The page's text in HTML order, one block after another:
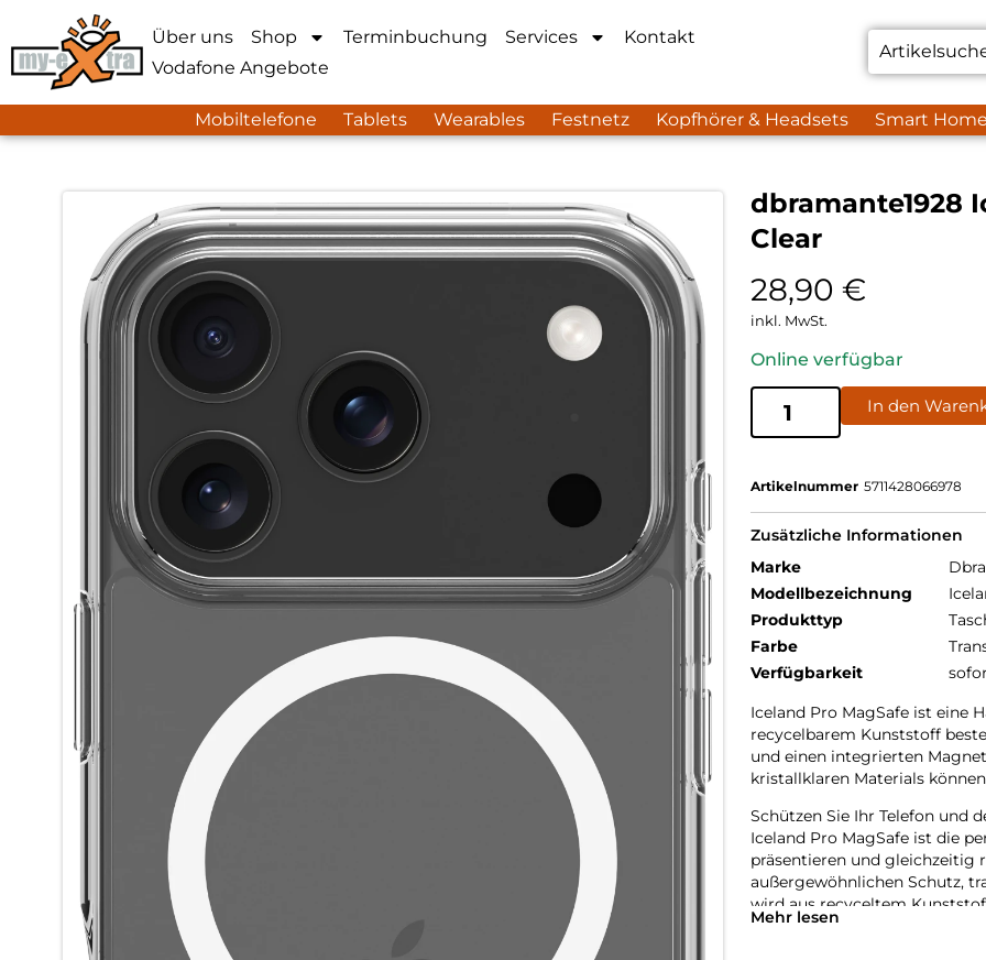
Über uns Shop Terminbuchung Services
Kontakt
Vodafone Angebote
Mobiltelefone Tablets Wearables Festnetz Kopfhörer & Headsets Smart
dbramante1928
Clear
28,90 €
inkl. MwSt.
Online verfügbar
In den
Artikelnummer 5711428066978
Zusätzliche Informationen
Marke
Modellbezeichnung
Produkttyp
Farbe
Verfügbarkeit
Iceland Pro MagSafe ist eine
recycelbarem Kunststoff
und einen integrierten
kristallklaren Materials
Schützen Sie Ihr Telefon und
Iceland Pro MagSafe ist die
präsentieren und gleichzeitig
außergewöhnlichen Schutz,
wird aus recyceltem
Mehr lesen